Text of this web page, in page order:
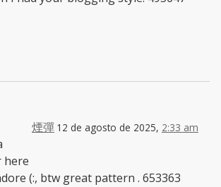
煙彈 12 de agosto de 2025, 2:33 am
here
(:, btw great pattern . 653363